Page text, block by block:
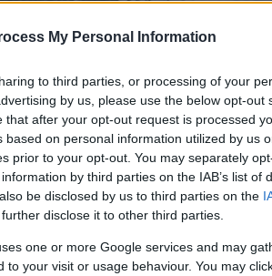
My Personal Information
to third parties, or processing of your
by us, please use the below opt-out
after your opt-out request is processed
on personal information utilized by us
prior to your opt-out. You may separately
by third parties on the IAB’s list of
be disclosed by us to third parties on the
disclose it to other third parties.
one or more Google services and may
to your visit or usage behaviour. You may